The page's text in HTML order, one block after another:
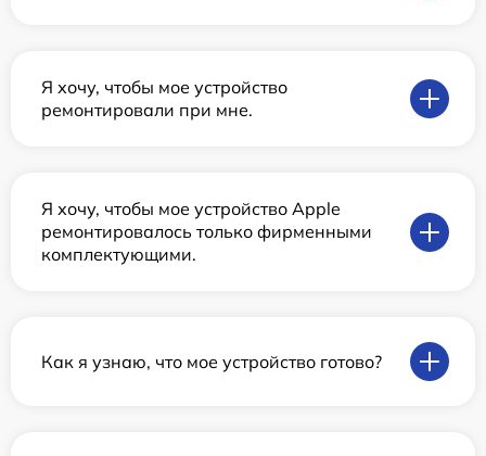
Я хочу, чтобы мое устройство
ремонтировали при мне.
Я хочу, чтобы мое устройство Apple
ремонтировалось только фирменными
комплектующими.
Как я узнаю, что мое устройство готово?